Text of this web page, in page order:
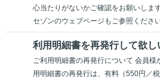
心当たりがないかご確認をお願いしま
セゾンのウェブページもご参照くださ
利用明細書を再発行して欲し
ご利用明細書の再発行について 会員様
用明細書の再発行は、有料（550円／